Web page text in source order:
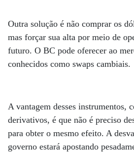
Outra solução é não comprar os
mas forçar sua alta por meio de
futuro. O BC pode oferecer ao
conhecidos como swaps cambiais.
A vantagem desses instrumentos,
derivativos, é que não é preciso
para obter o mesmo efeito. A
governo estará apostando